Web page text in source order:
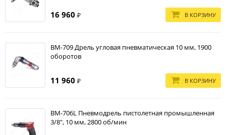
16 960 ₽ В КОРЗИНУ
BM-709 Дрель угловая пневматическая 10 мм, 1900
оборотов
11 960 ₽ В КОРЗИНУ
BM-706L Пневмодрель пистолетная промышленная
3/8", 10 мм, 2800 об/мин